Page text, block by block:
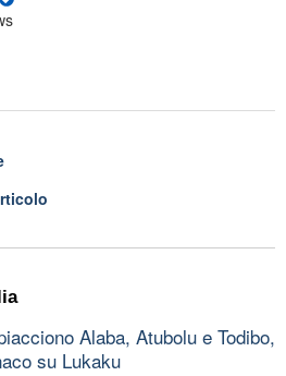
Alaba, Atubolu e Todibo,
su Lukaku